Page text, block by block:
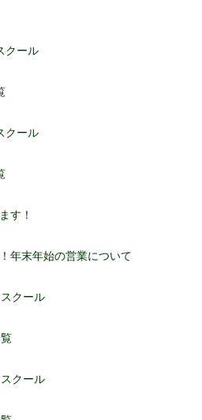
クール
クール
す！
年末年始の営業について
クール
クール